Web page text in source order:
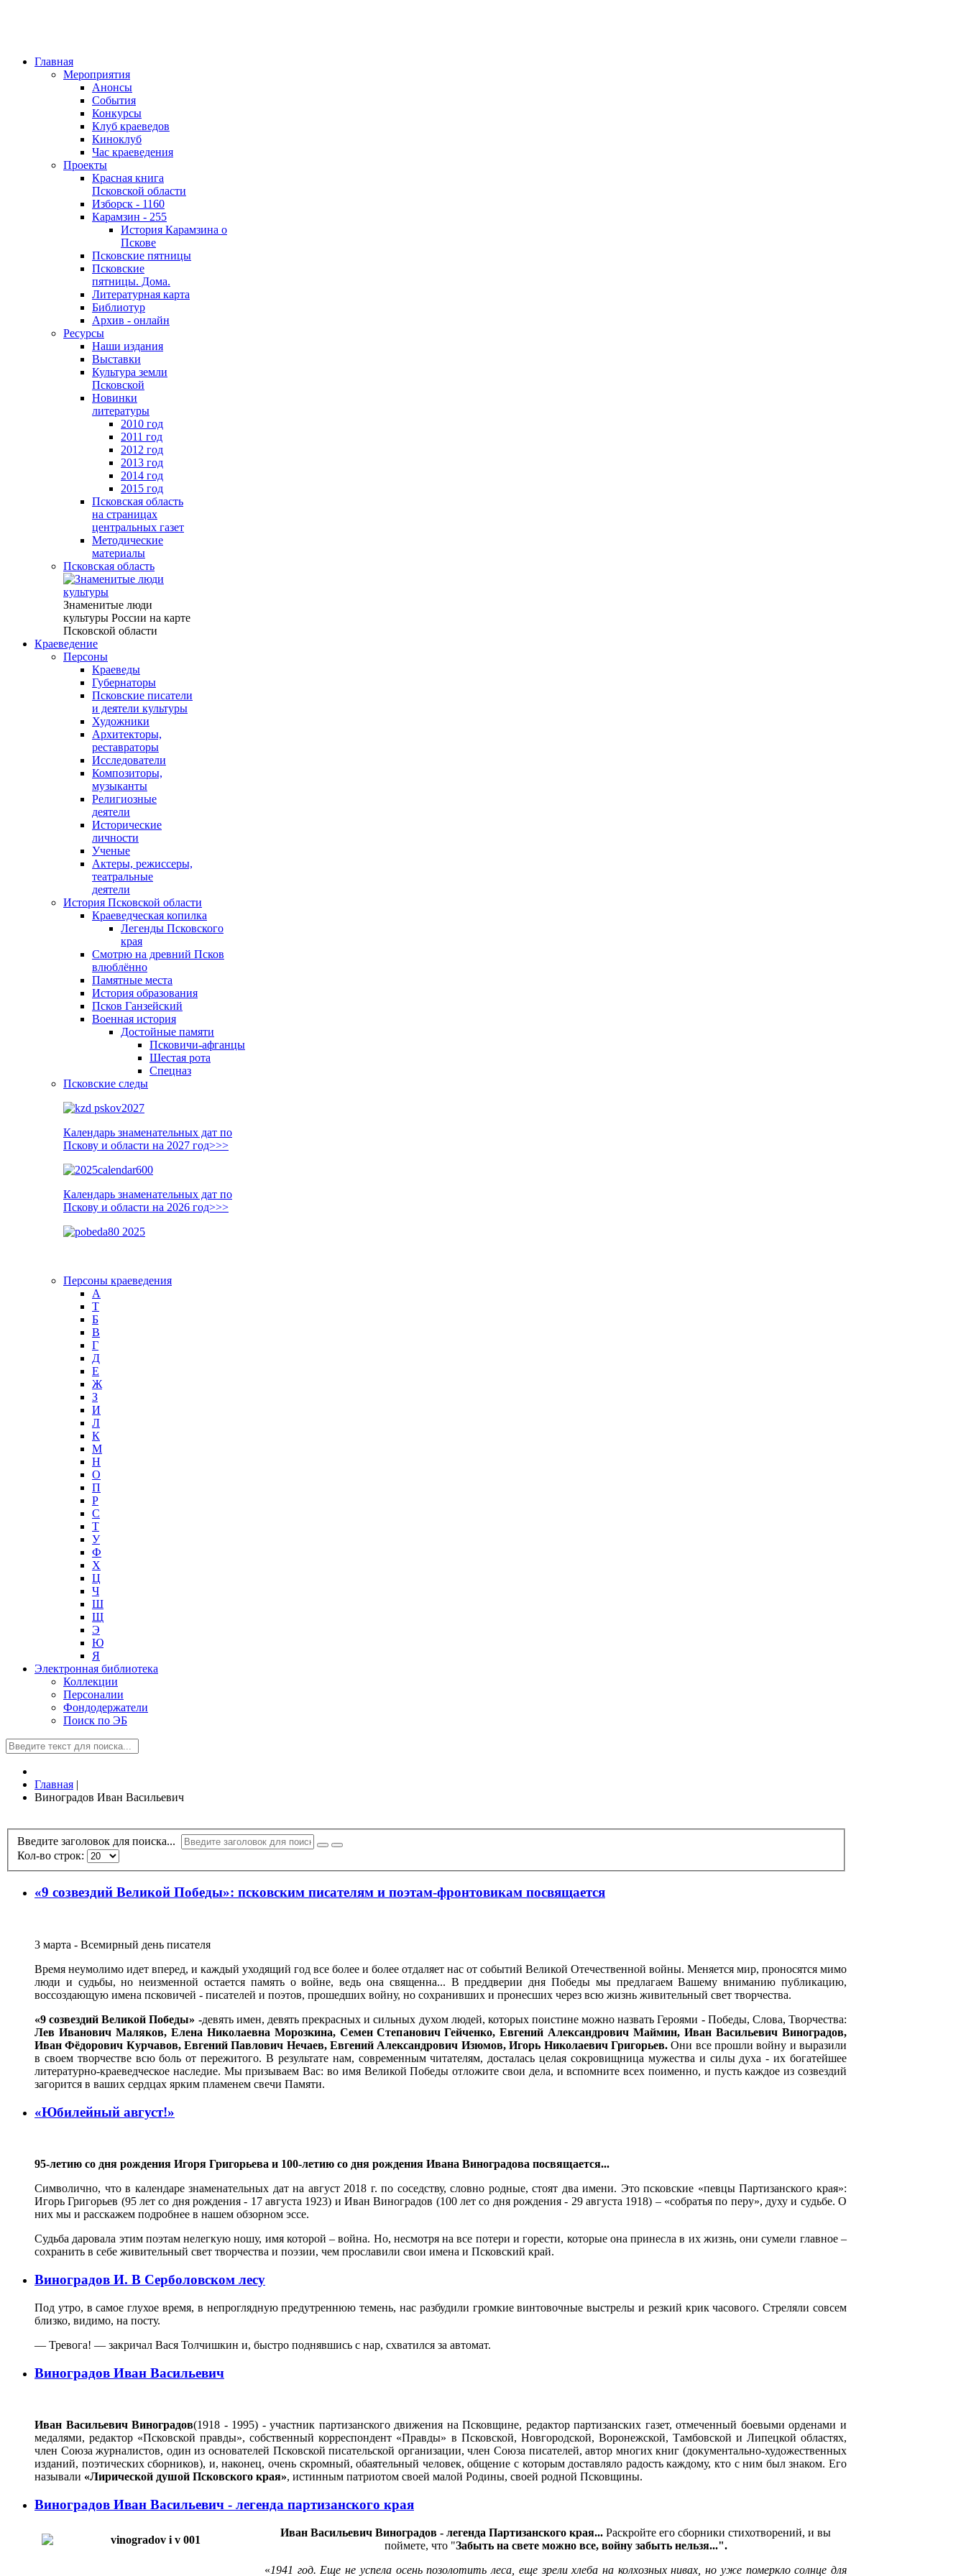
Главная
Мероприятия
Анонсы
События
Конкурсы
Клуб краеведов
Киноклуб
Час краеведения
Проекты
Красная книга
Псковской области
Изборск - 1160
Карамзин - 255
История Карамзина о
Пскове
Псковские пятницы
Псковские
пятницы. Дома.
Литературная карта
Библиотур
Архив - онлайн
Ресурсы
Наши издания
Выставки
Культура земли
Псковской
Новинки
литературы
2010 год
2011 год
2012 год
2013 год
2014 год
2015 год
Псковская область
на страницах
центральных газет
Методические
материалы
Псковская область
Знаменитые люди
культуры России на карте
Псковской области
Краеведение
Персоны
Краеведы
Губернаторы
Псковские писатели
и деятели культуры
Художники
Архитекторы,
реставраторы
Исследователи
Композиторы,
музыканты
Религиозные
деятели
Исторические
личности
Ученые
Актеры, режиссеры,
театральные
деятели
История Псковской области
Краеведческая копилка
Легенды Псковского
края
Смотрю на древний Псков
влюблённо
Памятные места
История образования
Псков Ганзейский
Военная история
Достойные памяти
Псковичи-афганцы
Шестая рота
Спецназ
Псковские следы
Календарь знаменательных дат по
Пскову и области на 2027 год>>>
Календарь знаменательных дат по
Пскову и области на 2026 год>>>
Персоны краеведения
А
T
Б
В
Г
Д
Е
Ж
З
И
Л
К
М
Н
О
П
Р
С
Т
У
Ф
Х
Ц
Ч
Ш
Щ
Э
Ю
Я
Электронная библиотека
Коллекции
Персоналии
Фондодержатели
Поиск по ЭБ
Главная |
Виноградов Иван Васильевич
Введите заголовок для поиска...
Кол-во строк:
«9 созвездий Великой Победы»: псковским писателям и поэтам-фронтовикам посвящается
3 марта - Всемирный день писателя
Время неумолимо идет вперед, и каждый уходящий год все более и более отдаляет нас от событий Великой Отечественной войны. Меняется мир, проносятся мимо
люди и судьбы, но неизменной остается память о войне, ведь она священна... В преддверии дня Победы мы предлагаем Вашему вниманию публикацию,
воссоздающую имена псковичей - писателей и поэтов, прошедших войну, но сохранивших и пронесших через всю жизнь живительный свет творчества.
«9 созвездий Великой Победы» -девять имен, девять прекрасных и сильных духом людей, которых поистине можно назвать Героями - Победы, Слова, Творчества:
Лев Иванович Маляков, Елена Николаевна Морозкина, Семен Степанович Гейченко, Евгений Александрович Маймин, Иван Васильевич Виноградов,
Иван Фёдорович Курчавов, Евгений Павлович Нечаев, Евгений Александрович Изюмов, Игорь Николаевич Григорьев.Они все прошли войну и выразили
в своем творчестве всю боль от пережитого. В результате нам, современным читателям, досталась целая сокровищница мужества и силы духа - их богатейшее
литературно-краеведческое наследие. Мы призываем Вас: во имя Великой Победы отложите свои дела, и вспомните всех поименно, и пусть каждое из созвездий
загорится в ваших сердцах ярким пламенем свечи Памяти.
«Юбилейный август!»
95-летию со дня рождения Игоря Григорьева и 100-летию со дня рождения Ивана Виноградова посвящается...
Символично, что в календаре знаменательных дат на август 2018 г. по соседству, словно родные, стоят два имени. Это псковские «певцы Партизанского края»:
Игорь Григорьев (95 лет со дня рождения - 17 августа 1923) и Иван Виноградов (100 лет со дня рождения - 29 августа 1918) – «собратья по перу», духу и судьбе. О
них мы и расскажем подробнее в нашем обзорном эссе.
Судьба даровала этим поэтам нелегкую ношу, имя которой – война. Но, несмотря на все потери и горести, которые она принесла в их жизнь, они сумели главное –
сохранить в себе живительный свет творчества и поэзии, чем прославили свои имена и Псковский край.
Виноградов И. В Серболовском лесу
Под утро, в самое глухое время, в непроглядную предутреннюю темень, нас разбудили громкие винтовочные выстрелы и резкий крик часового. Стреляли совсем
близко, видимо, на посту.
— Тревога! — закричал Вася Толчишкин и, быстро поднявшись с нар, схватился за автомат.
Виноградов Иван Васильевич
Иван Васильевич Виноградов(1918 - 1995) - участник партизанского движения на Псковщине, редактор партизанских газет, отмеченный боевыми орденами и
медалями, редактор «Псковской правды», собственный корреспондент «Правды» в Псковской, Новгородской, Воронежской, Тамбовской и Липецкой областях,
член Союза журналистов, один из основателей Псковской писательской организации, член Союза писателей, автор многих книг (документально-художественных
изданий, поэтических сборников), и, наконец, очень скромный, обаятельный человек, общение с которым доставляло радость каждому, кто с ним был знаком. Его
называли «Лирической душой Псковского края», истинным патриотом своей малой Родины, своей родной Псковщины.
Виноградов Иван Васильевич - легенда партизанского края
Иван Васильевич Виноградов - легенда Партизанского края... Раскройте его сборники стихотворений, и вы
поймете, что "Забыть на свете можно все, войну забыть нельзя...".
«1941 год. Еще не успела осень позолотить леса, еще зрели хлеба на колхозных нивах, но уже померкло солнце для